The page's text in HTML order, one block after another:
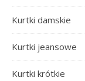
Kurtki damskie
Kurtki jeansowe
Kurtki krótkie